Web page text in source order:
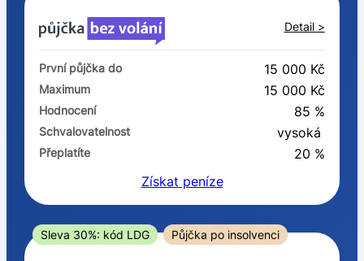
V exekuci
ano
ne
Po insolvenci
V hotovosti
ano
Detail >
První půjčka do 15 000 Kč
Maximum 15 000 Kč
Hodnocení 85 %
Schvalovatelnost vysoká
Přeplatíte
20 %
Získat peníze
Sleva 30%: kód LDG Půjčka po insolvenci